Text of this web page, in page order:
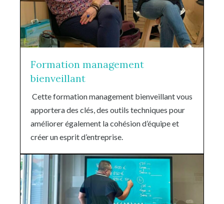
Formation management
bienveillant
Cette formation management bienveillant vous
apportera des clés, des outils techniques pour
améliorer également la cohésion d’équipe et
créer un esprit d’entreprise.